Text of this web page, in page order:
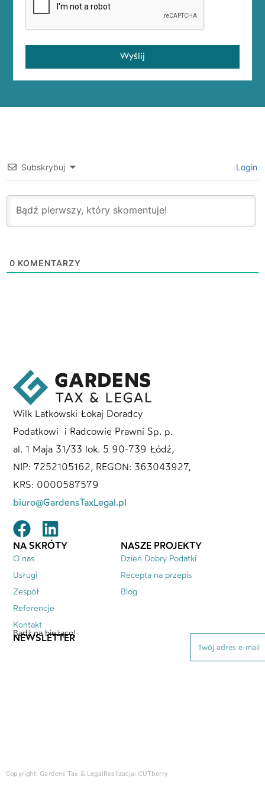
Wyślij
Subskrybuj Login
0 KOMENTARZY
Wilk Latkowski Łokaj Doradcy
Podatkowi i Radcowie Prawni Sp. p.
al. 1 Maja 31/33 lok. 5 90-739 Łódź,
NIP: 7252105162, REGON: 363043927,
KRS: 0000587579
biuro@GardensTaxLegal.pl
NA SKRÓTY
O nas
Usługi
Zespół
Referencje
Kontakt
NASZE PROJEKTY
Dzień Dobry Podatki
Recepta na przepis
Blog
NEWSLETTER
Bądź na bieżąco!
Copyright: Gardens Tax & LegalRealizacja:CUTberry